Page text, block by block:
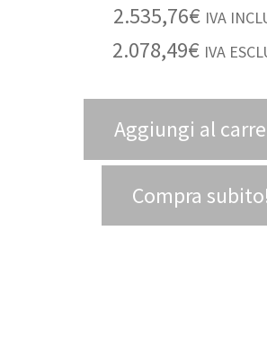
2.535,76€ IVA
2.078,49€ IVA
Aggiungi al
Compra